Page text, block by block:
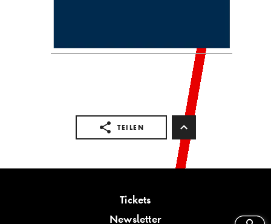
TEILEN
Tickets
Newsletter